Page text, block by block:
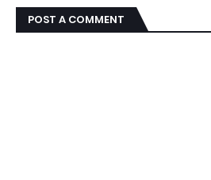
POST A COMMENT